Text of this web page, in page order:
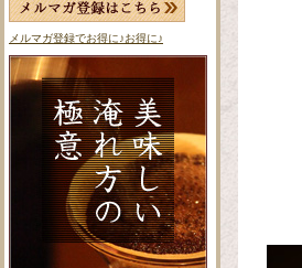
メルマガ登録でお得に♪お得に♪